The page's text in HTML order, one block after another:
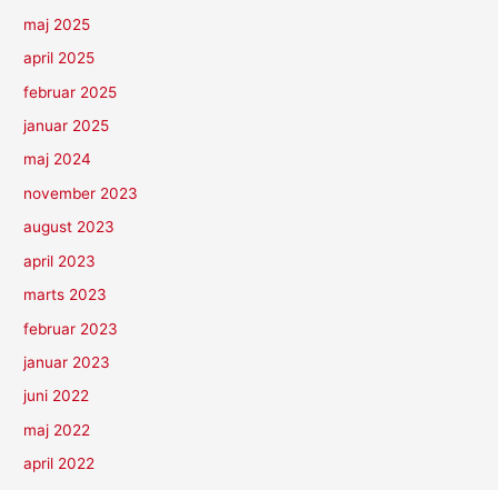
maj 2025
april 2025
februar 2025
januar 2025
maj 2024
november 2023
august 2023
april 2023
marts 2023
februar 2023
januar 2023
juni 2022
maj 2022
april 2022